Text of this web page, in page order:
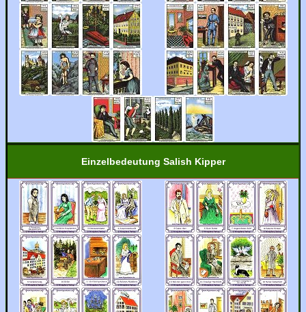
Einzelbedeutung Salish Kipper